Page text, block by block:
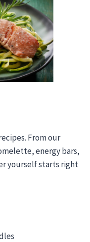
From our
energy bars,
yourself starts right